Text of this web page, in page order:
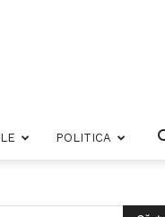
POLITICA